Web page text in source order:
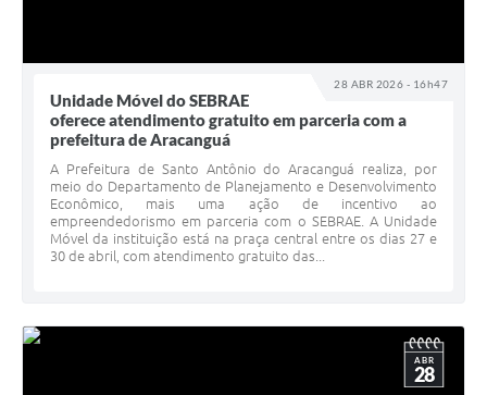
28 ABR 2026 - 16h47
Unidade Móvel do SEBRAE
oferece atendimento gratuito em parceria com a
prefeitura de Aracanguá
A Prefeitura de Santo Antônio do Aracanguá realiza, por
meio do Departamento de Planejamento e Desenvolvimento
Econômico, mais uma ação de incentivo ao
empreendedorismo em parceria com o SEBRAE. A Unidade
Móvel da instituição está na praça central entre os dias 27 e
30 de abril, com atendimento gratuito das...
ABR
28